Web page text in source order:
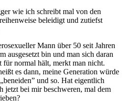
wie ich schreibt mal von den
beleidigt und zutiefst
Mann über 50 seit Jahren
ausgesetzt bin und man sich daran
für normal hält, merkt man nicht.
es dann, meine Generation würde
und so. Hat eigentlich
jetzt bei mir beschweren, mal dem